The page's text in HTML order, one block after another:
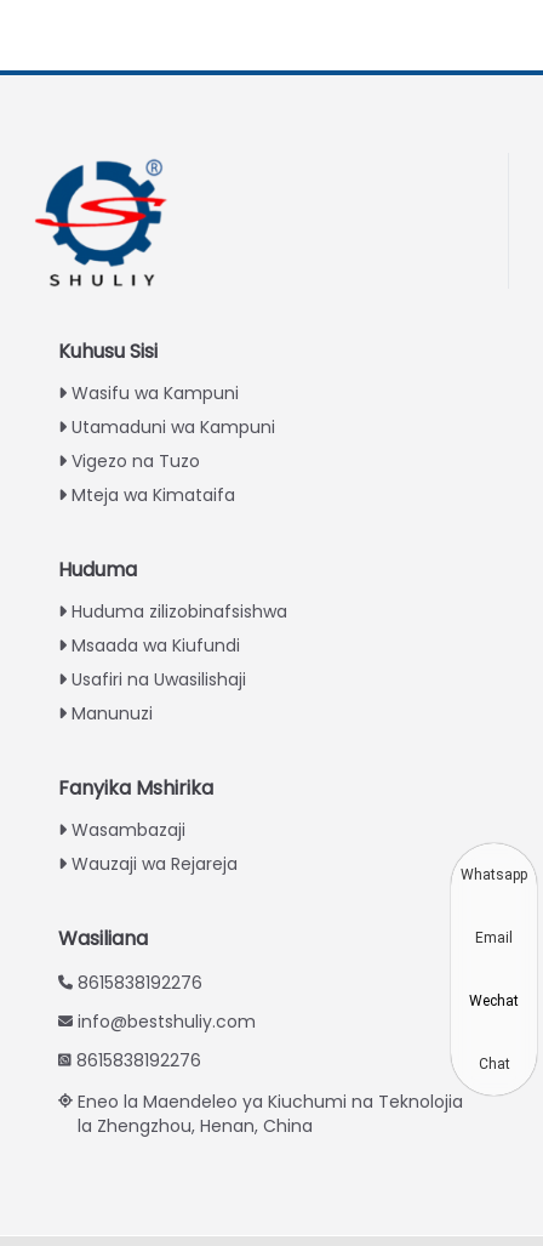
Kuhusu Sisi
Wasifu wa Kampuni
Utamaduni wa Kampuni
Vigezo na Tuzo
Mteja wa Kimataifa
Huduma
Huduma zilizobinafsishwa
Msaada wa Kiufundi
Usafiri na Uwasilishaji
Manunuzi
Fanyika Mshirika
Wasambazaji
Wauzaji wa Rejareja
Wasiliana
8615838192276
info@bestshuliy.com
8615838192276
Eneo la Maendeleo ya Kiuchumi na Teknolojia
la Zhengzhou, Henan, China
Portuguese
Russian
Spanish
Chinese
Hindi
Japanese
Vietnamese
Thai
Turkish
Greek
Whatsapp
Email
Wechat
Chat